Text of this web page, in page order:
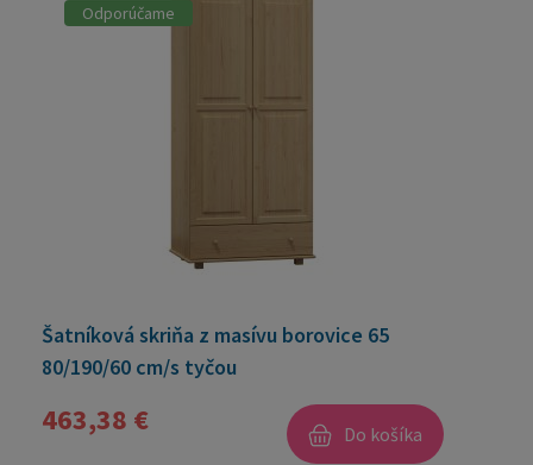
Odporúčame
Šatníková skriňa z masívu borovice 65
80/190/60 cm/s tyčou
463,38 € Do košíka